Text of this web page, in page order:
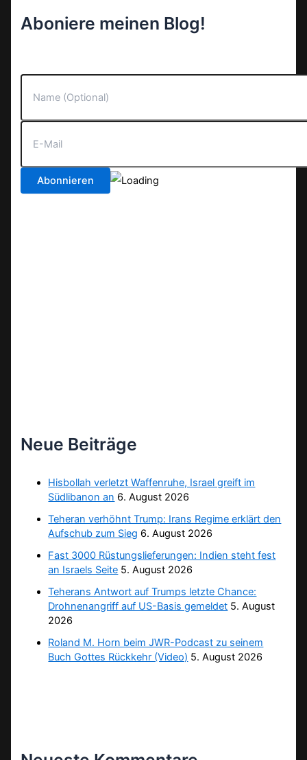
Aboniere meinen Blog!
Neue Beiträge
Hisbollah verletzt Waffenruhe, Israel greift im
Südlibanon an 6. August 2026
Teheran verhöhnt Trump: Irans Regime erklärt den
Aufschub zum Sieg 6. August 2026
Fast 3000 Rüstungslieferungen: Indien steht fest
an Israels Seite 5. August 2026
Teherans Antwort auf Trumps letzte Chance:
Drohnenangriff auf US-Basis gemeldet 5. August
2026
Roland M. Horn beim JWR-Podcast zu seinem
Buch Gottes Rückkehr (Video) 5. August 2026